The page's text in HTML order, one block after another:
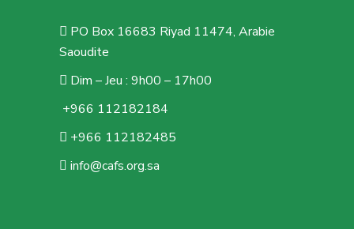
PO Box 16683 Riyad 11474, Arabie
Saoudite
Dim – Jeu : 9h00 – 17h00
+966 112182184
+966 112182485
info@cafs.org.sa